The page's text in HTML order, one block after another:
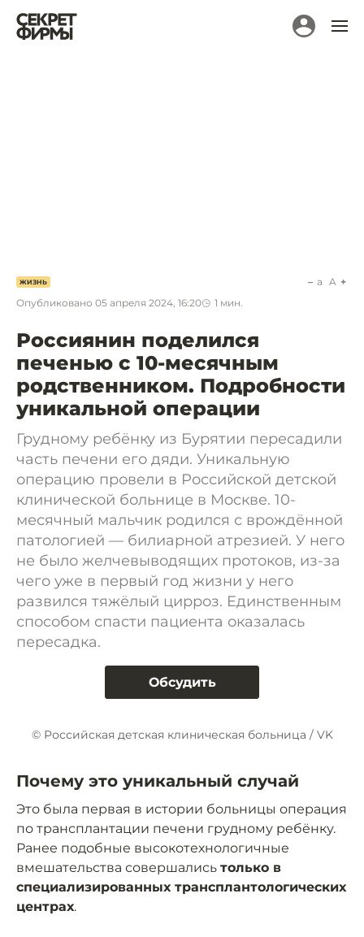
ЖИЗНЬ
Опубликовано 05 апреля 2024, 16:20 1 мин.
a A
Россиянин поделился
печенью с 10-месячным
родственником. Подробности
уникальной операции
Грудному ребёнку из Бурятии пересадили
часть печени его дяди. Уникальную
операцию провели в Российской детской
клинической больнице в Москве. 10-
месячный мальчик родился с врождённой
патологией — билиарной атрезией. У него
не было желчевыводящих протоков, из-за
чего уже в первый год жизни у него
развился тяжёлый цирроз. Единственным
способом спасти пациента оказалась
пересадка.
Обсудить
© Российская детская клиническая больница / VK
Почему это уникальный случай
Это была первая в истории больницы операция
по трансплантации печени грудному ребёнку.
Ранее подобные высокотехнологичные
вмешательства совершались только в
специализированных трансплантологических
центрах.